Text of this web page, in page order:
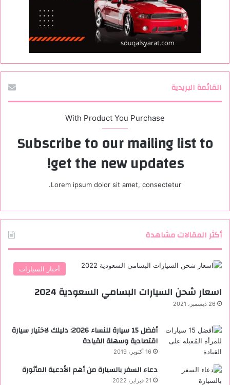
القائمة البريدية
With Product You Purchase
Subscribe to our mailing list to
get the new updates!
Lorem ipsum dolor sit amet, consectetur.
أكثر المقالات مشاهدة
أخبار السيارات
اسعار شحن السيارات البسامي السعودية 2024
26 ديسمبر، 2021
أفضل 15 سيارة للنساء 2026: دليلك لاختيار سيارة
اقتصادية وسهلة القيادة
16 أكتوبر، 2019
دعاء السفر بالسيارة من أهم الأدعية المأثورة
21 فبراير، 2022